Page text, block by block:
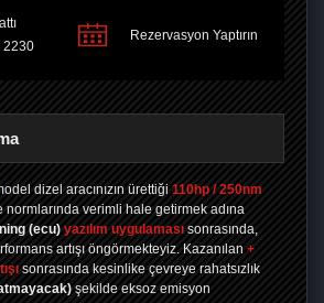
2230
Rezervasyon Yaptırın
dizel aracınızın ürettiği 110hp / 250nm
verimli hale getirmek adına
(ecu) yazılım uygulaması sonrasında,
artışı öngörmekteyiz. Kazanılan +
sonrasında kesinlike çevreye rahatsızlık
şekilde eksoz emisyon